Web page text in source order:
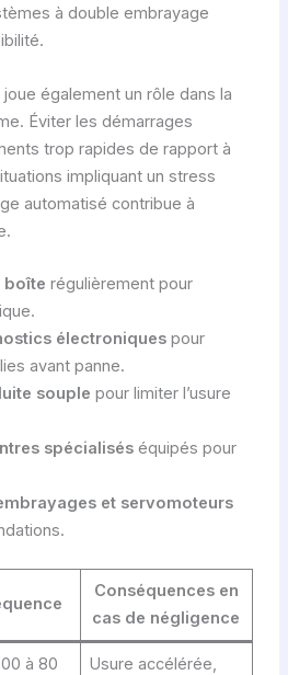
à double embrayage
également un rôle dans la
Éviter les démarrages
trop rapides de rapport à
impliquant un stress
automatisé contribue à
boîte régulièrement pour
électroniquespour
avant panne.
souple pour limiter l’usure
spécialiséséquipés pour
et servomoteurs
Conséquences en
cas de négligence
à 80
Usure accélérée,